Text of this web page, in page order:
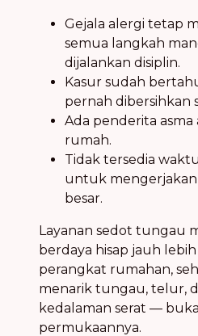
Gejala alergi tetap
semua langkah
dijalankan disiplin.
Kasur sudah
pernah dibersihkan
Ada penderita
rumah.
Tidak tersedia
untuk
besar.
Layanan sedot tungau
berdaya hisap jauh
perangkat rumahan,
menarik tungau, telur,
kedalaman serat —
permukaannya.